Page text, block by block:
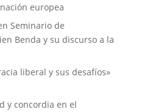
europea
Seminario de
Benda y su discurso a la
liberal y sus desafíos»
y concordia en el